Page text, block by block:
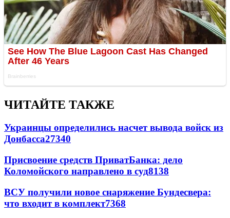
ЧИТАЙТЕ ТАКЖЕ
Украинцы определились насчет вывода войск из
Донбасса27340
Присвоение средств ПриватБанка: дело
Коломойского направлено в суд8138
ВСУ получили новое снаряжение Бундесвера:
что входит в комплект7368